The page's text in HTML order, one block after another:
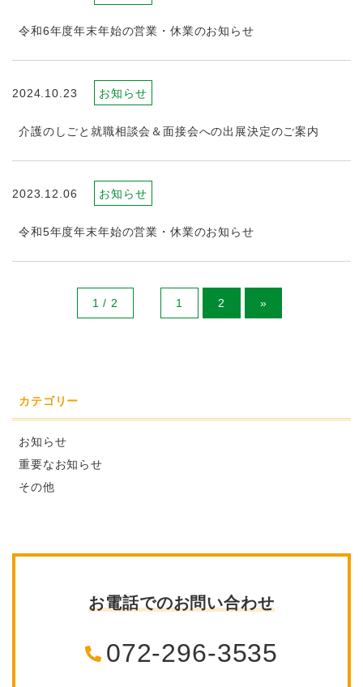
令和6年度年末年始の営業・休業のお知らせ
2024.10.23 お知らせ
介護のしごと就職相談会＆面接会への出展決定のご案内
2023.12.06 お知らせ
令和5年度年末年始の営業・休業のお知らせ
1 / 2 1 2 »
カテゴリー
お知らせ
重要なお知らせ
その他
お電話でのお問い合わせ
072-296-3535